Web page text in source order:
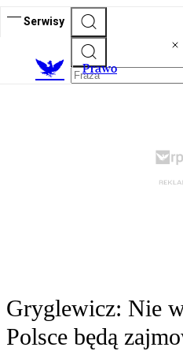
Serwisy
Prawo
Gryglewicz: Nie
Polsce będą